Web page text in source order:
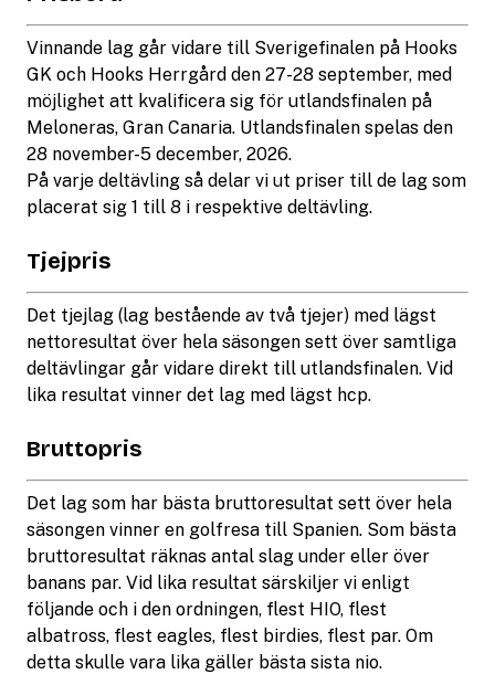
Vinnande lag går vidare till Sverigefinalen på Hooks
GK och Hooks Herrgård den 27-28 september, med
möjlighet att kvalificera sig för utlandsfinalen på
Meloneras, Gran Canaria. Utlandsfinalen spelas den
28 november-5 december, 2026.
På varje deltävling så delar vi ut priser till de lag som
placerat sig 1 till 8 i respektive deltävling.
Tjejpris
Det tjejlag (lag bestående av två tjejer) med lägst
nettoresultat över hela säsongen sett över samtliga
deltävlingar går vidare direkt till utlandsfinalen. Vid
lika resultat vinner det lag med lägst hcp.
Bruttopris
Det lag som har bästa bruttoresultat sett över hela
säsongen vinner en golfresa till Spanien. Som bästa
bruttoresultat räknas antal slag under eller över
banans par. Vid lika resultat särskiljer vi enligt
följande och i den ordningen, flest HIO, flest
albatross, flest eagles, flest birdies, flest par. Om
detta skulle vara lika gäller bästa sista nio.